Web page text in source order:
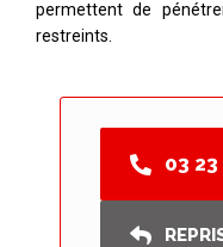
permettent de
restreints.
03 23